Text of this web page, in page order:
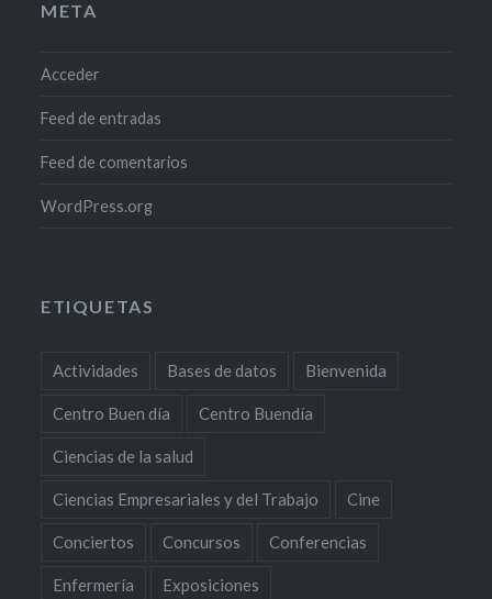
META
Acceder
Feed de entradas
Feed de comentarios
WordPress.org
ETIQUETAS
Actividades Bases de datos Bienvenida
Centro Buen día Centro Buendía
Ciencias de la salud
Ciencias Empresariales y del Trabajo Cine
Conciertos Concursos Conferencias
Enfermería Exposiciones